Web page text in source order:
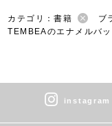
カテゴリ：書籍
ブ
TEMBEAのエナメルバ
instagram